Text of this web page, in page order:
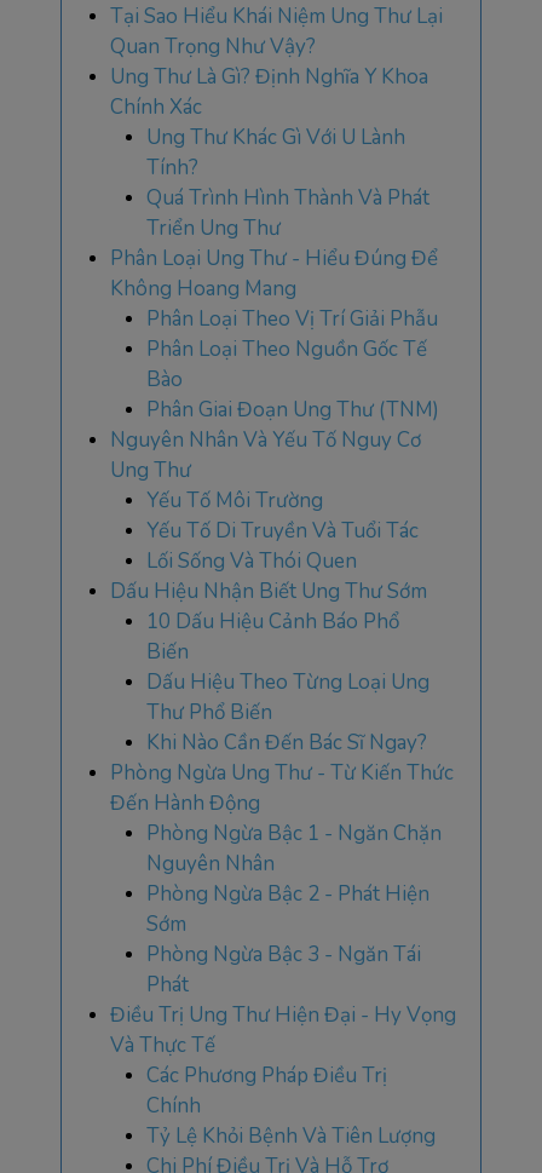
Tại Sao Hiểu Khái Niệm Ung Thư Lại
Quan Trọng Như Vậy?
Ung Thư Là Gì? Định Nghĩa Y Khoa
Chính Xác
Ung Thư Khác Gì Với U Lành
Tính?
Quá Trình Hình Thành Và Phát
Triển Ung Thư
Phân Loại Ung Thư - Hiểu Đúng Để
Không Hoang Mang
Phân Loại Theo Vị Trí Giải Phẫu
Phân Loại Theo Nguồn Gốc Tế
Bào
Phân Giai Đoạn Ung Thư (TNM)
Nguyên Nhân Và Yếu Tố Nguy Cơ
Ung Thư
Yếu Tố Môi Trường
Yếu Tố Di Truyền Và Tuổi Tác
Lối Sống Và Thói Quen
Dấu Hiệu Nhận Biết Ung Thư Sớm
10 Dấu Hiệu Cảnh Báo Phổ
Biến
Dấu Hiệu Theo Từng Loại Ung
Thư Phổ Biến
Khi Nào Cần Đến Bác Sĩ Ngay?
Phòng Ngừa Ung Thư - Từ Kiến Thức
Đến Hành Động
Phòng Ngừa Bậc 1 - Ngăn Chặn
Nguyên Nhân
Phòng Ngừa Bậc 2 - Phát Hiện
Sớm
Phòng Ngừa Bậc 3 - Ngăn Tái
Phát
Điều Trị Ung Thư Hiện Đại - Hy Vọng
Và Thực Tế
Các Phương Pháp Điều Trị
Chính
Tỷ Lệ Khỏi Bệnh Và Tiên Lượng
Chi Phí Điều Trị Và Hỗ Trợ